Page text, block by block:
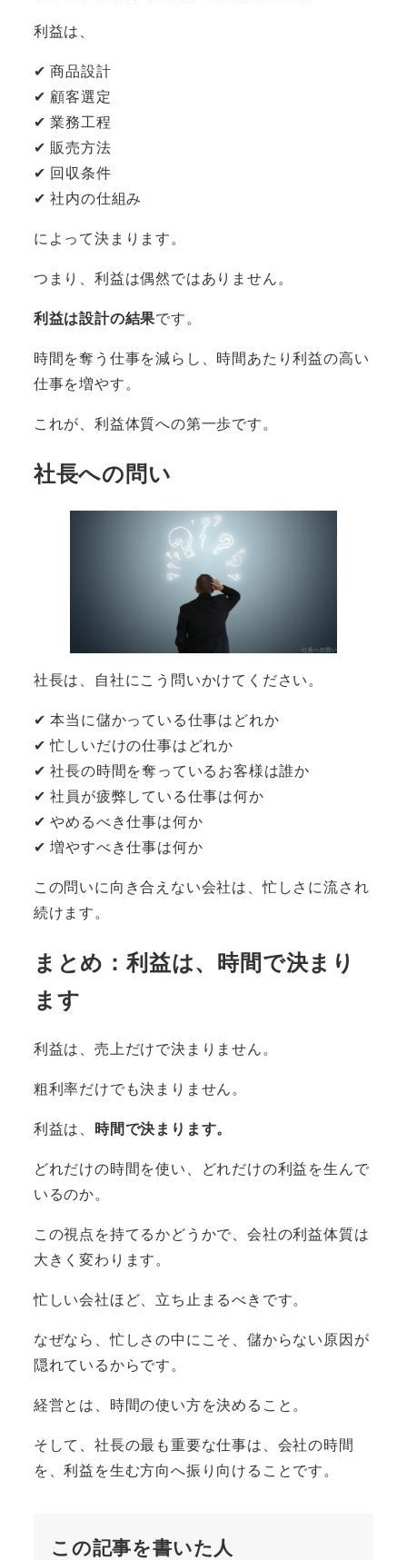
利益は、
✔ 商品設計
✔ 顧客選定
✔ 業務工程
✔ 販売方法
✔ 回収条件
✔ 社内の仕組み
によって決まります。
つまり、利益は偶然ではありません。
利益は設計の結果です。
時間を奪う仕事を減らし、時間あたり利益の高い
仕事を増やす。
これが、利益体質への第一歩です。
社長への問い
社長は、自社にこう問いかけてください。
✔ 本当に儲かっている仕事はどれか
✔ 忙しいだけの仕事はどれか
✔ 社長の時間を奪っているお客様は誰か
✔ 社員が疲弊している仕事は何か
✔ やめるべき仕事は何か
✔ 増やすべき仕事は何か
この問いに向き合えない会社は、忙しさに流され
続けます。
まとめ ：利益は、時間で決まり
ます
利益は、売上だけで決まりません。
粗利率だけでも決まりません。
利益は、 時間で決まります。
どれだけの時間を使い、どれだけの利益を生んで
いるのか。
この視点を持てるかどうかで、会社の利益体質は
大きく変わります。
忙しい会社ほど、立ち止まるべきです。
なぜなら、忙しさの中にこそ、儲からない原因が
隠れているからです。
経営とは、時間の使い方を決めること。
そして、社長の最も重要な仕事は、会社の時間
を、利益を生む方向へ振り向けることです。
この記事を書いた人